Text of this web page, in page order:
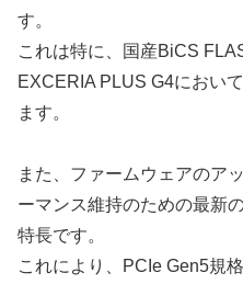
す。
これは特に、国産BiCS
EXCERIA PLUS G4におい
ます。
また、ファームウェアのア
ーマンス維持のための最新
特長です。
これにより、PCIe Gen5規